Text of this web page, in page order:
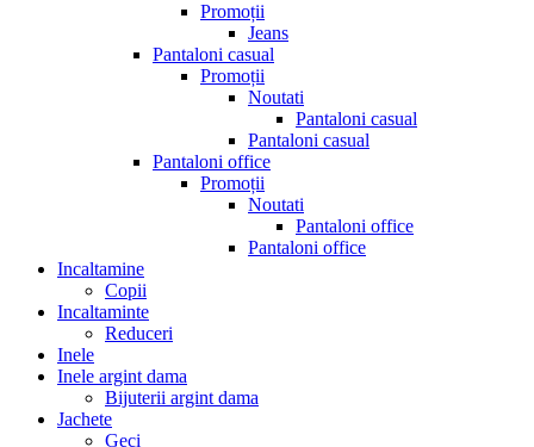
Promoții
Jeans
Pantaloni casual
Promoții
Noutati
Pantaloni casual
Pantaloni casual
Pantaloni office
Promoții
Noutati
Pantaloni office
Pantaloni office
Incaltamine
Copii
Incaltaminte
Reduceri
Inele
Inele argint dama
Bijuterii argint dama
Jachete
Geci